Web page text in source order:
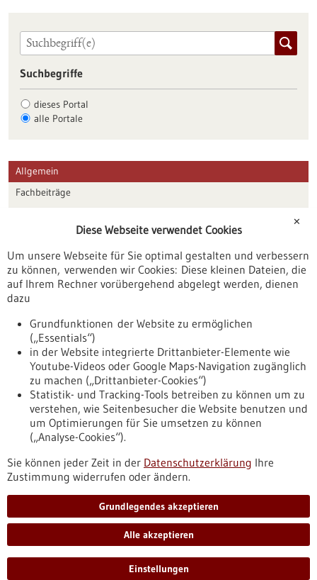
Suchbegriffe
dieses Portal
alle Portale
Allgemein
Fachbeiträge
Veranstaltungen
Erscheinungsdatum
Nach oben
Informiert bleiben
Newsletter abonnieren
✕
Diese Webseite verwendet Cookies
Um unsere Webseite für Sie optimal gestalten und verbessern
zu können, verwenden wir Cookies: Diese kleinen Dateien, die
auf Ihrem Rechner vorübergehend abgelegt werden, dienen
dazu
Grundfunktionen der Website zu ermöglichen
(„Essentials“)
in der Website integrierte Drittanbieter-Elemente wie
Youtube-Videos oder Google Maps-Navigation zugänglich
zu machen („Drittanbieter-Cookies“)
Statistik- und Tracking-Tools betreiben zu können um zu
verstehen, wie Seitenbesucher die Website benutzen und
um Optimierungen für Sie umsetzen zu können
(„Analyse-Cookies“).
Sie können jeder Zeit in der Datenschutzerklärung Ihre
Zustimmung widerrufen oder ändern.
Grundlegendes akzeptieren
Alle akzeptieren
Einstellungen